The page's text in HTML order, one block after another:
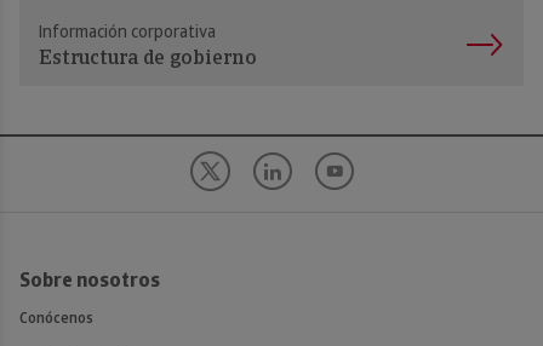
Información corporativa
Estructura de gobierno
Sobre nosotros
Conócenos